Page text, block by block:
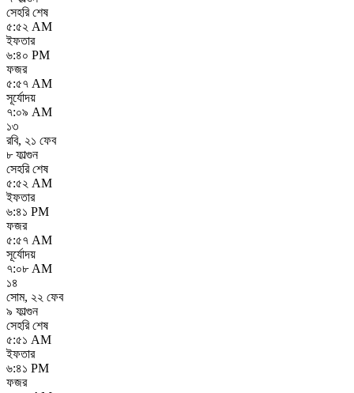
সেহরি শেষ
৫:৫২ AM
ইফতার
৬:৪০ PM
ফজর
৫:৫৭ AM
সূর্যোদয়
৭:০৯ AM
১৩
রবি, ২১ ফেব
৮ ফাল্গুন
সেহরি শেষ
৫:৫২ AM
ইফতার
৬:৪১ PM
ফজর
৫:৫৭ AM
সূর্যোদয়
৭:০৮ AM
১৪
সোম, ২২ ফেব
৯ ফাল্গুন
সেহরি শেষ
৫:৫১ AM
ইফতার
৬:৪১ PM
ফজর